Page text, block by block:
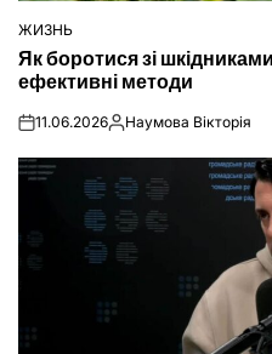
ОПУБЛІКУВАТИ
У
ЖИЗНЬ
Як боротися зі шкідниками
ефективні методи
on11.06.2026Опубліковано
Наумова Вікторія